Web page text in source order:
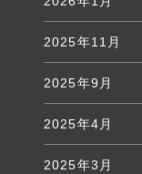
2025年11月
2025年9月
2025年4月
2025年3月